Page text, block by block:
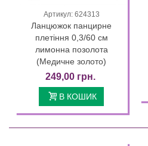
Артикул: 624313
Ланцюжок панцирне
плетіння 0,3/60 см
лимонна позолота
(Медичне золото)
249,00 грн.
В КОШИК